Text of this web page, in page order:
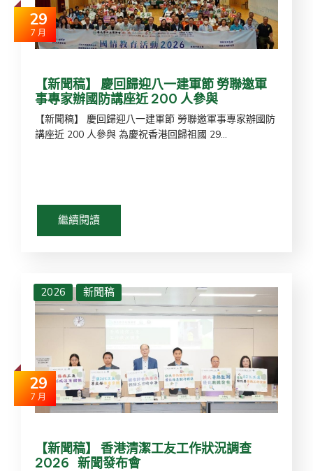
29
7 月
【新聞稿】 慶回歸迎八一建軍節 勞聯邀軍
事專家辦國防講座近 200 人參與
【新聞稿】 慶回歸迎八一建軍節 勞聯邀軍事專家辦國防
講座近 200 人參與 為慶祝香港回歸祖國 29...
繼續閱讀
29
7 月
2026 新聞稿
【新聞稿】 香港清潔工友工作狀況調查
2026 新聞發布會